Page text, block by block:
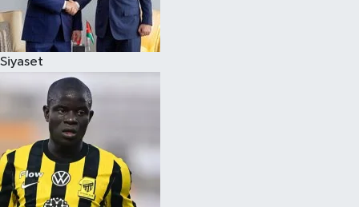
Siyaset